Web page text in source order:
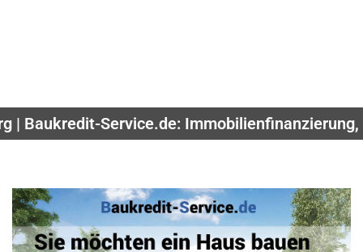
| Baukredit-Service.de: